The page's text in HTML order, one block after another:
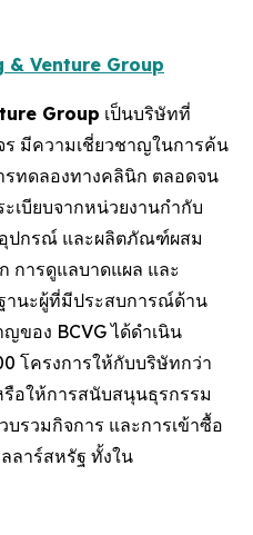
& Venture Group
Group เป็นบริษัทที่
ร มีความเชี่ยวชาญในการค้น
ทดลองทางคลินิก ตลอดจน
เบียบจากหน่วยงานกำกับ
ปกรณ์ และผลิตภัณฑ์ผสม
การดูแลบาดแผล และ
านะผู้ที่มีประสบการณ์ด้าน
อง BCVG ได้ดำเนิน
โครงการให้กับบริษัทกว่า
อให้การสนับสนุนธุรกรรม
รวมกิจการ และการเข้าซื้อ
ลาร์สหรัฐ ทั้งใน